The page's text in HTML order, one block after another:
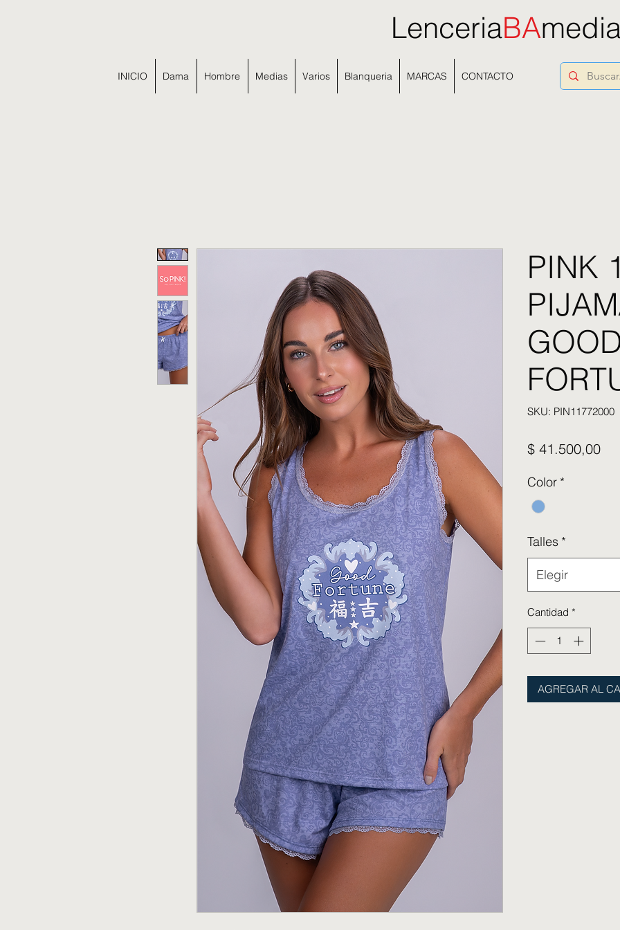
LenceriaBA
INICIO Dama Hombre Medias Varios Blanqueria MARCAS CONTACTO
PINK
GOOD
SKU: PIN11772000
$ 41.500,00
Color *
Talles *
Elegir
Cantidad *
AGREGAR AL